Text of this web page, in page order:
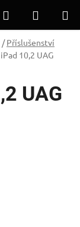
Hledat
KOŠÍK
/ Příslušenství
10,2 UAG
UAG